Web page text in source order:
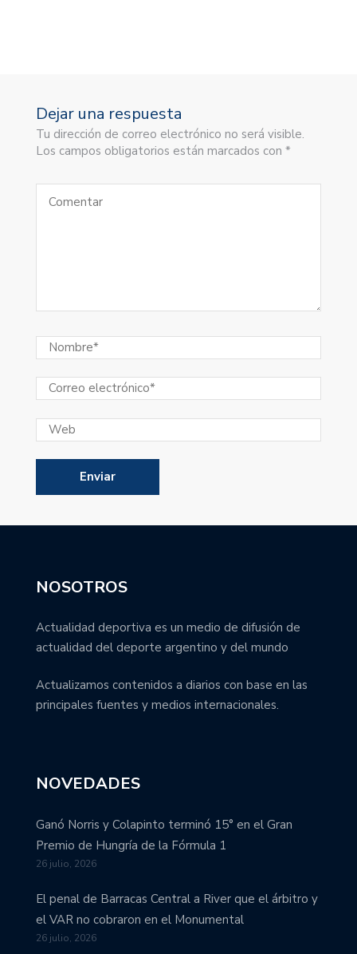
Dejar una respuesta
Tu dirección de correo electrónico no será visible.
Los campos obligatorios están marcados con *
NOSOTROS
Actualidad deportiva es un medio de difusión de
actualidad del deporte argentino y del mundo
Actualizamos contenidos a diarios con base en las
principales fuentes y medios internacionales.
NOVEDADES
Ganó Norris y Colapinto terminó 15° en el Gran
Premio de Hungría de la Fórmula 1
26 julio, 2026
El penal de Barracas Central a River que el árbitro y
el VAR no cobraron en el Monumental
26 julio, 2026